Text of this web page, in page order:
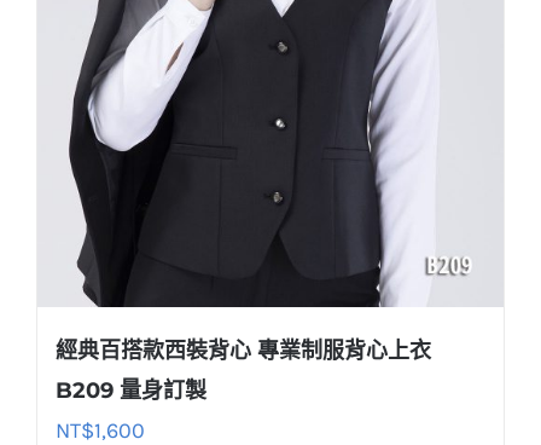
經典百搭款西裝背心 專業制服背心上衣
B209 量身訂製
NT$1,600